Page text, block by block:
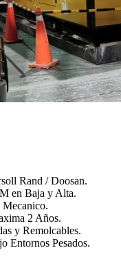
Rand / Doosan.
en Baja y Alta.
2 Años.
y Remolcables.
Entornos Pesados.